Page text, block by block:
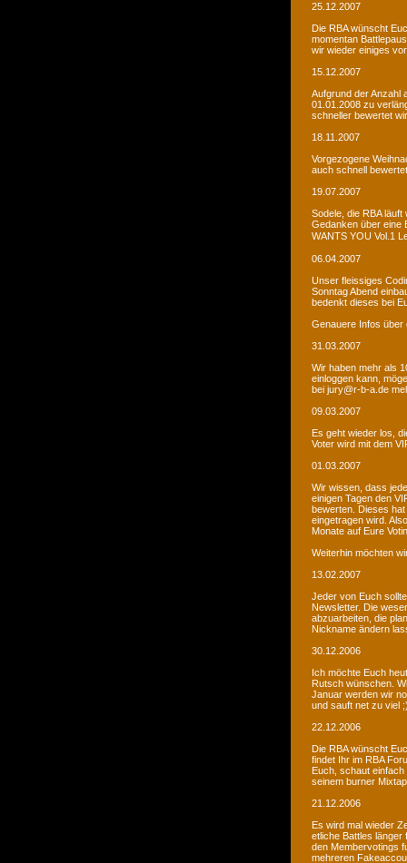
25.12.2007
Die RBA wünscht
momentan
wir wieder einiges
15.12.2007
Aufgrund der Anzahl
01.01.2008 zu
schneller bewertet
18.11.2007
Vorgezogene
auch schnell
19.07.2007
Sodele, die RBA
Gedanken über eine
WANTS YOU Vol.1
06.04.2007
Unser fleissiges
Sonntag Abend
bedenkt dieses bei
Genauere Infos über
31.03.2007
Wir haben mehr als
einloggen kann,
bei jury@r-b-a.de
09.03.2007
Es geht wieder los,
Voter wird mit dem
01.03.2007
Wir wissen, dass
einigen Tagen den
bewerten. Dieses
eingetragen wird.
Monate auf Eure
Weiterhin möchten
13.02.2007
Jeder von Euch
Newsletter. Die
abzuarbeiten, die
Nickname ändern
30.12.2006
Ich möchte Euch
Rutsch wünschen.
Januar werden wir
und sauft net zu viel
22.12.2006
Die RBA wünscht
findet Ihr im RBA
Euch, schaut einfach
seinem burner
21.12.2006
Es wird mal wieder
etliche Battles länger
den Membervotings
mehreren